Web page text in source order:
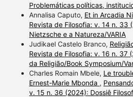
Problemáticas políticas,
Annalisa Caputo, Et in Arcadia
Revista de Filosofia: v. 14 n. 33
Nietzsche e a Natureza/VARIA
Judikael Castelo Branco,
Revista de Filosofia: v. 16 n. 37
da Religião/Book Symposium/
Charles Romain Mbele, Le
Ernest-Marie Mbonda ,
v. 15 n. 36 (2024): Dossiê